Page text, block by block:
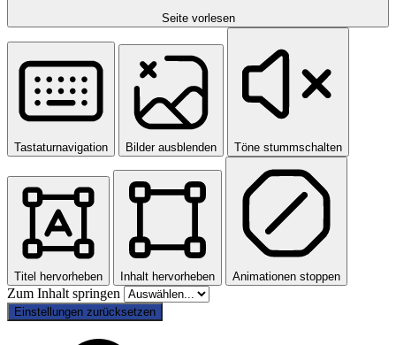
Seite vorlesen
Tastaturnavigation Bilder ausblenden Töne stummschalten
Titel hervorheben Inhalt hervorheben Animationen stoppen
Zum Inhalt springen
Einstellungen zurücksetzen